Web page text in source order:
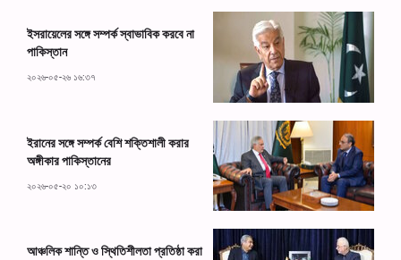
ইসরায়েলের সঙ্গে সম্পর্ক স্বাভাবিক করবে না
পাকিস্তান
২০২৬-০৫-২৬ ১৬:৩৭
ইরানের সঙ্গে সম্পর্ক বেশি শক্তিশালী করার
অঙ্গীকার পাকিস্তানের
২০২৬-০৫-২০ ১০:১৩
আঞ্চলিক শান্তি ও স্থিতিশীলতা প্রতিষ্ঠা করা